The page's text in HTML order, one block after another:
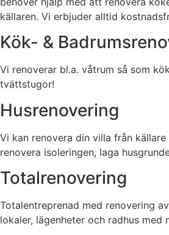
källaren. Vi erbjuder alltid
Kök- &
Vi renoverar bl.a. våtrum så som
tvättstugor!
Husrenovering
Vi kan renovera din villa från
renovera isoleringen, laga
Totalrenovering
Totalentreprenad med renovering
lokaler, lägenheter och radhus med